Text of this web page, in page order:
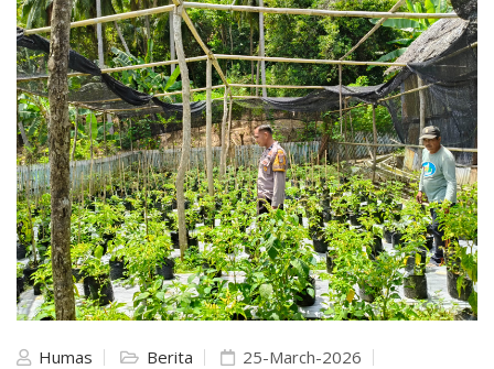
Humas Berita 25-March-2026